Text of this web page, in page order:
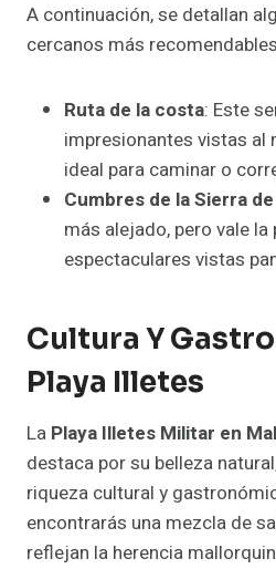
A continuación, se detallan
cercanos más
Ruta de la costa: Este
impresionantes vistas al
ideal para caminar o
Cumbres de la Sierra
más alejado, pero vale
espectaculares vistas
Cultura Y
Playa Illetes
La Playa Illetes Militar en
destaca por su belleza
riqueza cultural y
encontrarás una mezcla de
reflejan la herencia